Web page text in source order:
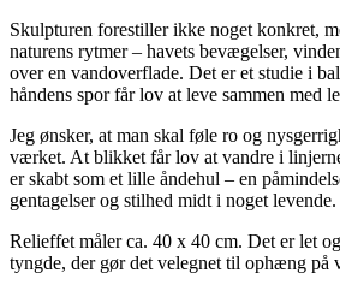
Skulpturen forestiller ikke noget konkret,
naturens rytmer – havets bevægelser,
over en vandoverflade. Det er et studie i
håndens spor får lov at leve sammen med
Jeg ønsker, at man skal føle ro og
værket. At blikket får lov at vandre i
er skabt som et lille åndehul – en
gentagelser og stilhed midt i noget levende.
Relieffet måler ca. 40 x 40 cm. Det er let
tyngde, der gør det velegnet til ophæng på